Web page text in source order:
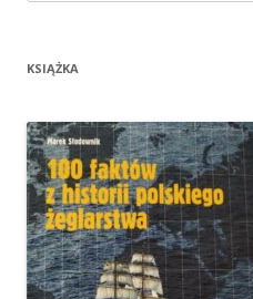
KSIĄŻKA